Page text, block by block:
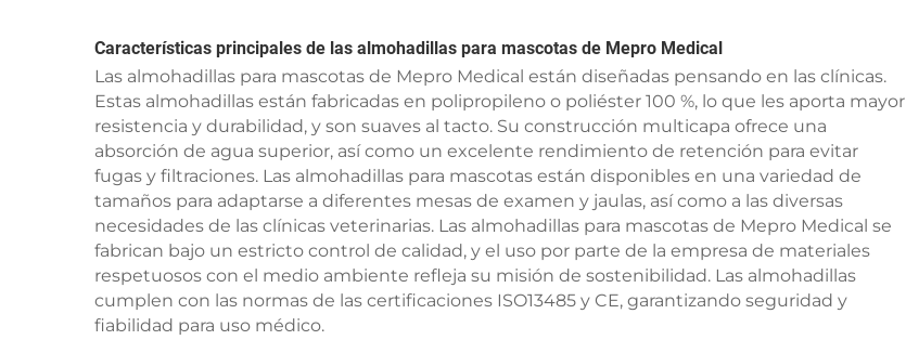
Características principales de las almohadillas para mascotas de Mepro Medical
Las almohadillas para mascotas de Mepro Medical están diseñadas pensando en las clínicas.
Estas almohadillas están fabricadas en polipropileno o poliéster 100 %, lo que les aporta mayor
resistencia y durabilidad, y son suaves al tacto. Su construcción multicapa ofrece una
absorción de agua superior, así como un excelente rendimiento de retención para evitar
fugas y filtraciones. Las almohadillas para mascotas están disponibles en una variedad de
tamaños para adaptarse a diferentes mesas de examen y jaulas, así como a las diversas
necesidades de las clínicas veterinarias. Las almohadillas para mascotas de Mepro Medical se
fabrican bajo un estricto control de calidad, y el uso por parte de la empresa de materiales
respetuosos con el medio ambiente refleja su misión de sostenibilidad. Las almohadillas
cumplen con las normas de las certificaciones ISO13485 y CE, garantizando seguridad y
fiabilidad para uso médico.